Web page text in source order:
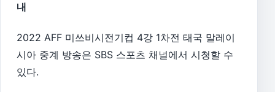
내
2022 AFF 미쓰비시전기컵 4강 1차전 태국 말레이
시아 중계 방송은 SBS 스포츠 채널에서 시청할 수
있다.